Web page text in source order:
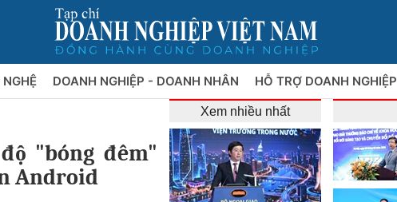
DOANH NGHIỆP - DOANH NHÂN HỖ TRỢ DOANH NGHIỆP
"bóng đêm"
Android
Xem nhiều nhất